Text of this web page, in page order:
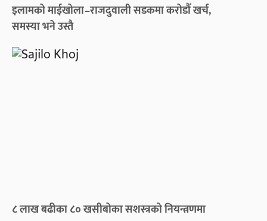
इलामको माईखोला–राजदुवाली सडकमा करोडौँ खर्च,
समस्या भने उस्तै
८ लाख बढीका ८० खसीबोका सशस्त्रको नियन्त्रणमा